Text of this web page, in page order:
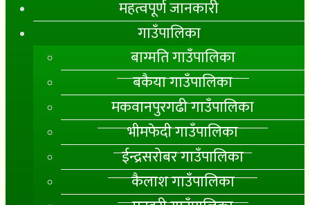
महत्वपूर्ण जानकारी
गाउँपालिका
बाग्मति गाउँपालिका
बकैया गाउँपालिका
मकवानपुरगढी गाउँपालिका
भीमफेदी गाउँपालिका
ईन्द्रसरोबर गाउँपालिका
कैलाश गाउँपालिका